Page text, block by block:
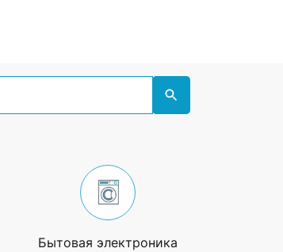
Бытовая электроника